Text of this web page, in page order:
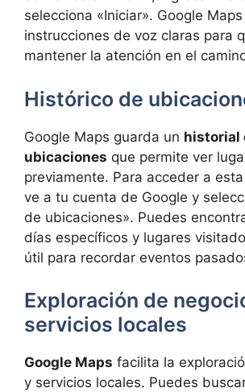
selecciona «Iniciar». Google
instrucciones de voz claras para
mantener la atención en el
Histórico de
Google Maps guarda un historial
ubicaciones que permite ver
previamente. Para acceder a
ve a tu cuenta de Google y
de ubicaciones». Puedes
días específicos y lugares
útil para recordar eventos
Exploración de
servicios locales
Google Maps facilita la
y servicios locales. Puedes